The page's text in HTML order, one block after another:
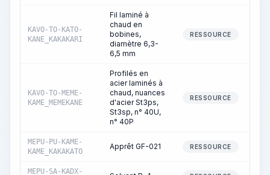
KAVO-TO-KATO-
KANE_KAKAKARI
Fil laminé à
chaud en
bobines,
diamètre 6,3-
6,5 mm
RESSOURCE
KAVO-TO-MEME-
KAME_MEMEKANE
Profilés en
acier laminés à
chaud, nuances
d'acier St3ps,
St3sp, n° 40U,
n° 40P
RESSOURCE
MEPU-PU-KAME-
KAME_KAKAKATO
Apprêt GF-021 RESSOURCE
MEPU-SA-KADX-